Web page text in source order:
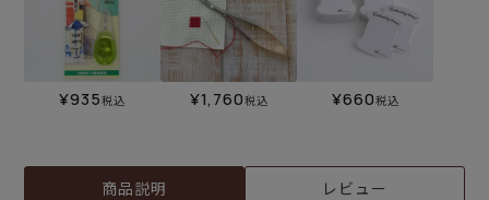
¥935税込 ¥1,760税込 ¥660税込
商品説明 レビュー